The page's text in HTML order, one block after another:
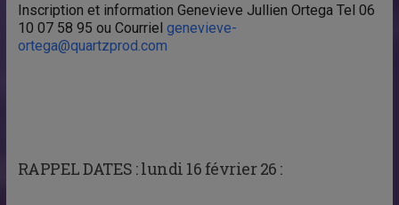
Inscription et information Genevieve Jullien Ortega Tel 06
10 07 58 95 ou Courriel genevieve-
ortega@quartzprod.com
RAPPEL DATES :lundi 16 février 26 :